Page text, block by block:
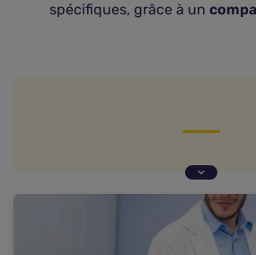
spécifiques, grâce à un
Prothèses et implants dentaires
Quel remboursement, par la
prothèses dentaires ?